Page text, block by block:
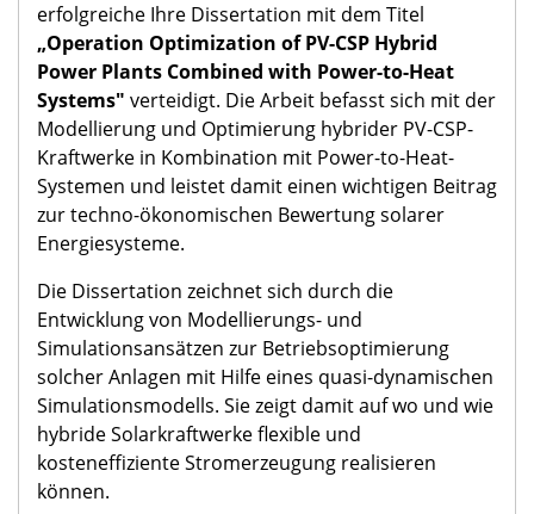
erfolgreiche Ihre Dissertation mit dem Titel
„Operation Optimization of PV-CSP Hybrid
Power Plants Combined with Power-to-Heat
Systems" verteidigt. Die Arbeit befasst sich mit der
Modellierung und Optimierung hybrider PV-CSP-
Kraftwerke in Kombination mit Power-to-Heat-
Systemen und leistet damit einen wichtigen Beitrag
zur techno-ökonomischen Bewertung solarer
Energiesysteme.
Die Dissertation zeichnet sich durch die
Entwicklung von Modellierungs- und
Simulationsansätzen zur Betriebsoptimierung
solcher Anlagen mit Hilfe eines quasi-dynamischen
Simulationsmodells. Sie zeigt damit auf wo und wie
hybride Solarkraftwerke flexible und
kosteneffiziente Stromerzeugung realisieren
können.